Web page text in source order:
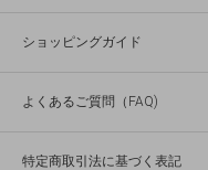
ショッピングガイド
よくあるご質問（FAQ)
特定商取引法に基づく表記